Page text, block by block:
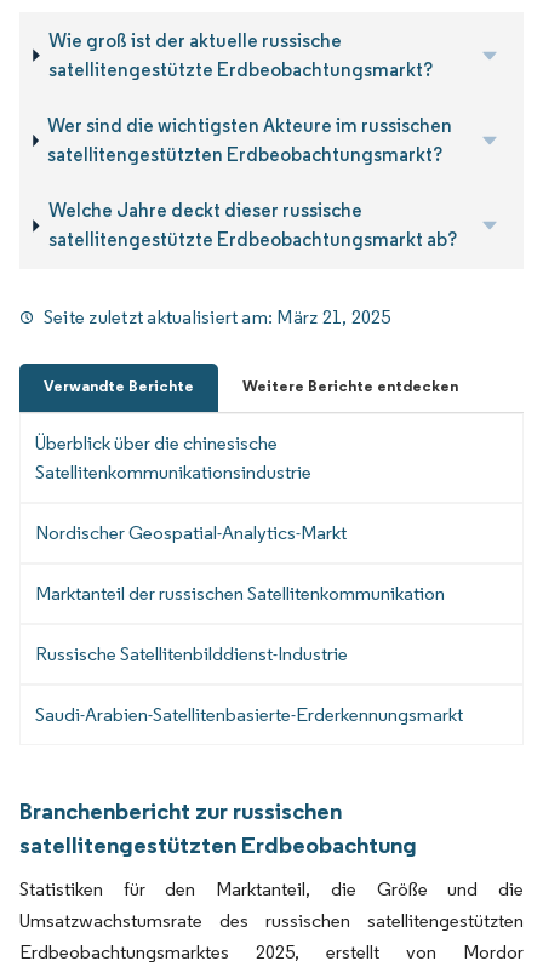
Wie groß ist der aktuelle russische
satellitengestützte Erdbeobachtungsmarkt?
Wer sind die wichtigsten Akteure im russischen
satellitengestützten Erdbeobachtungsmarkt?
Welche Jahre deckt dieser russische
satellitengestützte Erdbeobachtungsmarkt ab?
Seite zuletzt aktualisiert am: März 21, 2025
Verwandte Berichte Weitere Berichte entdecken
Überblick über die chinesische
Satellitenkommunikationsindustrie
Nordischer Geospatial-Analytics-Markt
Marktanteil der russischen Satellitenkommunikation
Russische Satellitenbilddienst-Industrie
Saudi-Arabien-Satellitenbasierte-Erderkennungsmarkt
Branchenbericht zur russischen
satellitengestützten Erdbeobachtung
Statistiken für den Marktanteil, die Größe und die
Umsatzwachstumsrate des russischen satellitengestützten
Erdbeobachtungsmarktes 2025, erstellt von Mordor